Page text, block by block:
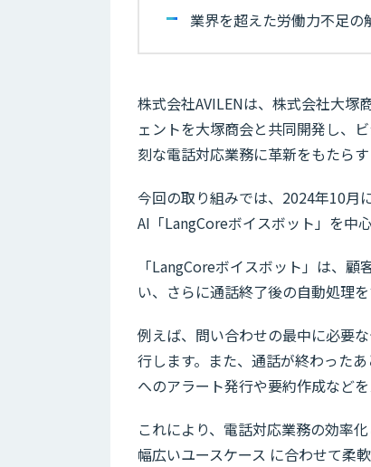
業界を超えた労働力不足
株式会社AVILENは、株式会社大塚
ェントを大塚商会と共同開発し、
刻な電話対応業務に革新をもたらす
今回の取り組みでは、2024年10月
AI「LangCoreボイスボット」を中
「LangCoreボイスボット」は、
い、さらに通話終了後の自動処理を
例えば、問い合わせの最中に必要
行します。また、通話が終わった
へのアラート発行や要約作成などを
これにより、電話対応業務の効率
幅広いユースケース に合わせて柔